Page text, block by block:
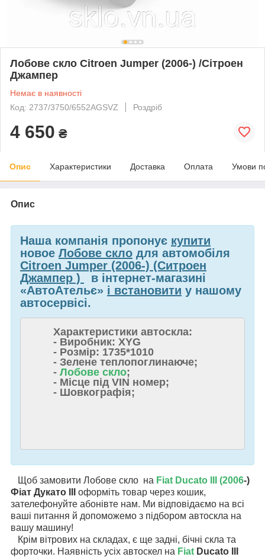
Лобове скло Citroen Jumper (2006-) /Сітроен
Джампер
Немає в наявності
Код: 2737/3750/6552AGSVZ
Роздріб
4 650 ₴
Опис Характеристики Доставка Оплата Умови
Опис
Наша компанія пропонує купити
новое Лобове скло для автомобіля
Citroen Jumper (2006-) (Ситроен
Джампер )
в інтернет-магазині
«АвтоАтельє» і встановити у нашому
автосервісі.
Характеристики автоскла:
- Виробник: XYG
- Розмір: 1735*1010
- Зелене теплопоглинаюче;
- Лобове скло;
- Місце під VIN номер;
- Шовкографія;
Щоб замовити Лобове скло на Fiat Ducato III (2006-)
Фіат Дукато III
оформіть товар через кошик,
зателефонуйте абонівте нам. Ми відповідаємо на всі
ваші питання й допоможемо з підбором автоскла на
вашу машину!
Крім вітрових на складах, є ще задні, бічні скла та
форточки. Наявність усіх автоскел на Fiat Ducato III